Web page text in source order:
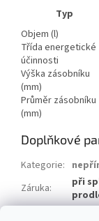
Typ
Objem (l)
Třída energetické
účinnosti
Výška zásobníku
(mm)
Průměr zásobníku
(mm)
Doplňkové
Kategorie:
Záruka:
při